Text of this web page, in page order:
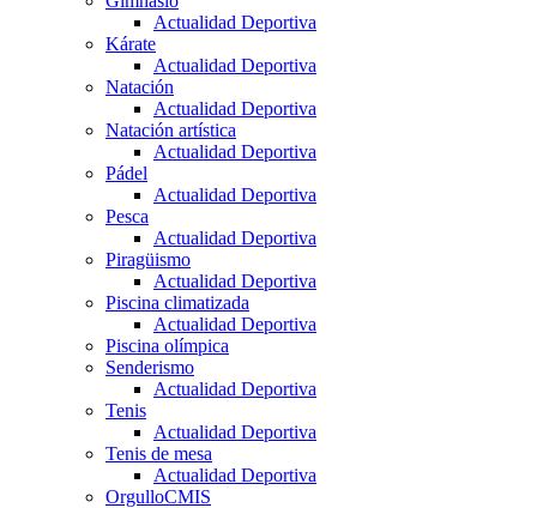
Actualidad Deportiva
Kárate
Actualidad Deportiva
Natación
Actualidad Deportiva
Natación artística
Actualidad Deportiva
Pádel
Actualidad Deportiva
Pesca
Actualidad Deportiva
Piragüismo
Actualidad Deportiva
Piscina climatizada
Actualidad Deportiva
Piscina olímpica
Senderismo
Actualidad Deportiva
Tenis
Actualidad Deportiva
Tenis de mesa
Actualidad Deportiva
OrgulloCMIS